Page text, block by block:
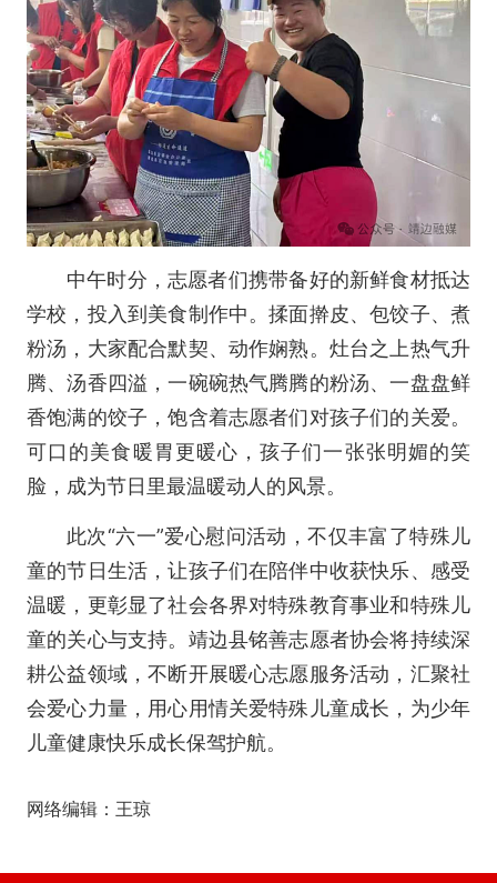
中午时分，志愿者们携带备好的新鲜食材抵达
学校，投入到美食制作中。揉面擀皮、包饺子、煮
粉汤，大家配合默契、动作娴熟。灶台之上热气升
腾、汤香四溢，一碗碗热气腾腾的粉汤、一盘盘鲜
香饱满的饺子，饱含着志愿者们对孩子们的关爱。
可口的美食暖胃更暖心，孩子们一张张明媚的笑
脸，成为节日里最温暖动人的风景。
此次“六一”爱心慰问活动，不仅丰富了特殊儿
童的节日生活，让孩子们在陪伴中收获快乐、感受
温暖，更彰显了社会各界对特殊教育事业和特殊儿
童的关心与支持。靖边县铭善志愿者协会将持续深
耕公益领域，不断开展暖心志愿服务活动，汇聚社
会爱心力量，用心用情关爱特殊儿童成长，为少年
儿童健康快乐成长保驾护航。
网络编辑：王琼